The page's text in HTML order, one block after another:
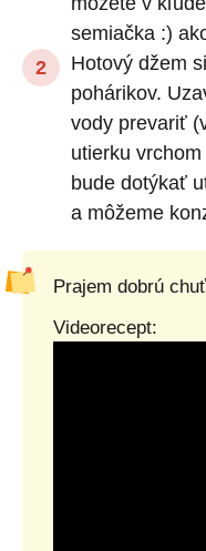
semiačka :)
Hotový džem
pohárikov.
vody prevariť
utierku
bude dotýkať
a môžeme
Prajem dobrú
Videorecept: